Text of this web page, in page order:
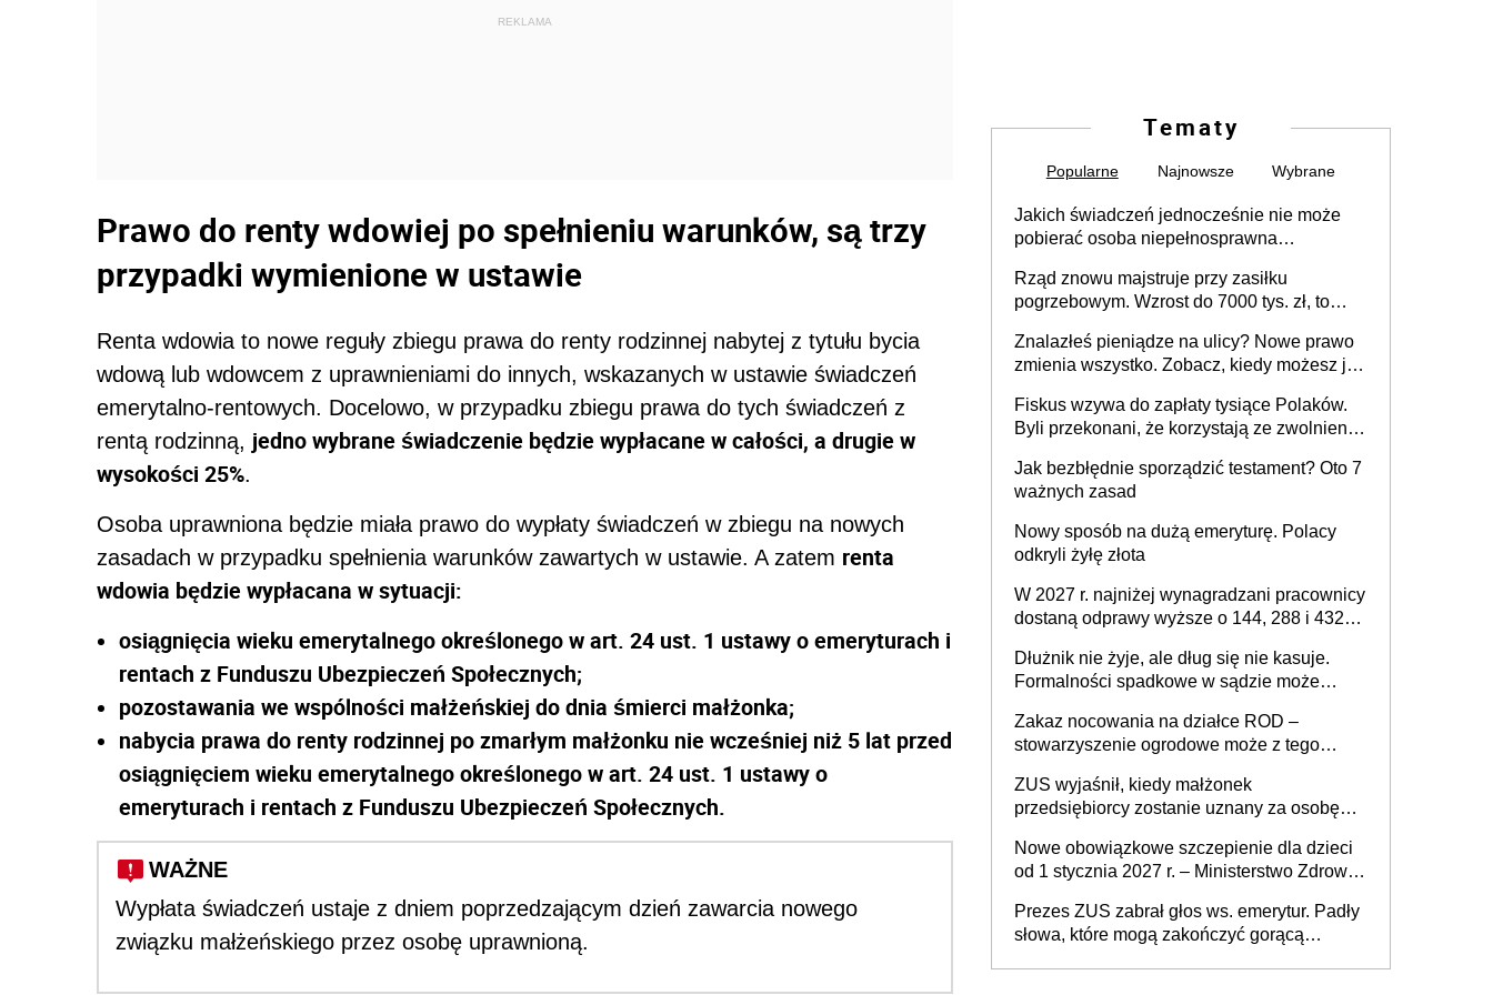
REKLAMA
Prawo do renty wdowiej po spełnieniu warunków, są trzy
przypadki wymienione w ustawie
Renta wdowia to nowe reguły zbiegu prawa do renty rodzinnej nabytej z tytułu bycia
wdową lub wdowcem z uprawnieniami do innych, wskazanych w ustawie świadczeń
emerytalno-rentowych. Docelowo, w przypadku zbiegu prawa do tych świadczeń z
rentą rodzinną, jedno wybrane świadczenie będzie wypłacane w całości, a drugie w
wysokości 25%.
Osoba uprawniona będzie miała prawo do wypłaty świadczeń w zbiegu na nowych
zasadach w przypadku spełnienia warunków zawartych w ustawie. A zatem renta
wdowia będzie wypłacana w sytuacji:
osiągnięcia wieku emerytalnego określonego w art. 24 ust. 1 ustawy o emeryturach i
rentach z Funduszu Ubezpieczeń Społecznych;
pozostawania we wspólności małżeńskiej do dnia śmierci małżonka;
nabycia prawa do renty rodzinnej po zmarłym małżonku nie wcześniej niż 5 lat przed
osiągnięciem wieku emerytalnego określonego w art. 24 ust. 1 ustawy o
emeryturach i rentach z Funduszu Ubezpieczeń Społecznych.
WAŻNE
Wypłata świadczeń ustaje z dniem poprzedzającym dzień zawarcia nowego
związku małżeńskiego przez osobę uprawnioną.
Tematy
Popularne Najnowsze Wybrane
Jakich świadczeń jednocześnie nie może
pobierać osoba niepełnosprawna
Rząd znowu majstruje przy zasiłku
pogrzebowym. Wzrost do 7000 tys. zł, to
Znalazłeś pieniądze na ulicy? Nowe prawo
zmienia wszystko. Zobacz, kiedy możesz je
Fiskus wzywa do zapłaty tysiące Polaków.
Byli przekonani, że korzystają ze zwolnienia
Jak bezbłędnie sporządzić testament? Oto 7
ważnych zasad
Nowy sposób na dużą emeryturę. Polacy
odkryli żyłę złota
W 2027 r. najniżej wynagradzani pracownicy
dostaną odprawy wyższe o 144, 288 i 432
Dłużnik nie żyje, ale dług się nie kasuje.
Formalności spadkowe w sądzie może
zmarłego
Zakaz nocowania na działce ROD –
stowarzyszenie ogrodowe może z tego
działki (wypowiedzieć dzierżawę)?
ZUS wyjaśnił, kiedy małżonek
przedsiębiorcy zostanie uznany za osobę
Nowe obowiązkowe szczepienie dla dzieci
od 1 stycznia 2027 r. – Ministerstwo Zdrowia
2027 r.
Prezes ZUS zabrał głos ws. emerytur. Padły
słowa, które mogą zakończyć gorącą